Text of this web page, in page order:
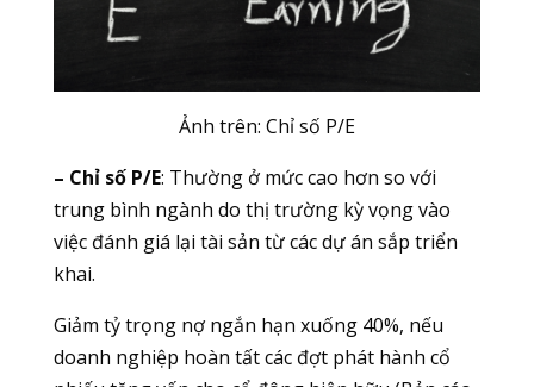
Ảnh trên: Chỉ số P/E
– Chỉ số P/E: Thường ở mức cao hơn so với
trung bình ngành do thị trường kỳ vọng vào
việc đánh giá lại tài sản từ các dự án sắp triển
khai.
Giảm tỷ trọng nợ ngắn hạn xuống 40%, nếu
doanh nghiệp hoàn tất các đợt phát hành cổ